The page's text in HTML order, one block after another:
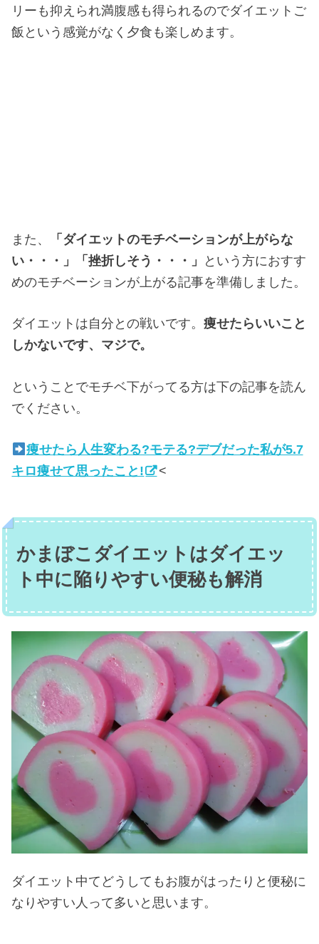
リーも抑えられ満腹感も得られるのでダイエットご
飯という感覚がなく夕食も楽しめます。
また、
「ダイエットのモチベーションが上がらな
い・・・」「挫折しそう・・・」
という方におすす
めのモチベーションが上がる記事を準備しました。
ダイエットは自分との戦いです。痩せたらいいこと
しかないです、マジで。
ということでモチベ下がってる方は下の記事を読ん
でください。
痩せたら人生変わる?モテる?デブだった私が5.7
キロ痩せて思ったこと!
<
かまぼこダイエットはダイエッ
ト中に陥りやすい便秘も解消
ダイエット中てどうしてもお腹がはったりと便秘に
なりやすい人って多いと思います。